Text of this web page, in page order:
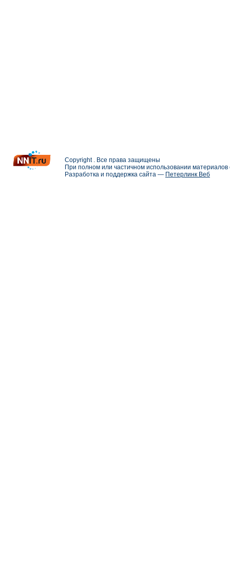
Copyright . Все права защищены
При полном или частичном использовании
Разработка и поддержка сайта — Петерлинк Веб